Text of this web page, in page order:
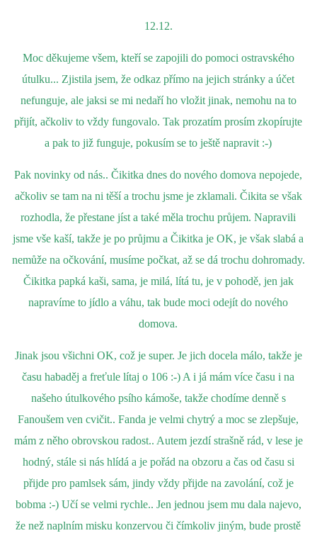
12.12.
Moc děkujeme všem, kteří se zapojili do pomoci ostravského
útulku... Zjistila jsem, že odkaz přímo na jejich stránky a účet
nefunguje, ale jaksi se mi nedaří ho vložit jinak, nemohu na to
přijít, ačkoliv to vždy fungovalo. Tak prozatím prosím zkopírujte
a pak to již funguje, pokusím se to ještě napravit :-)
Pak novinky od nás.. Čikitka dnes do nového domova nepojede,
ačkoliv se tam na ni těší a trochu jsme je zklamali. Čikita se však
rozhodla, že přestane jíst a také měla trochu průjem. Napravili
jsme vše kaší, takže je po průjmu a Čikitka je OK, je však slabá a
nemůže na očkování, musíme počkat, až se dá trochu dohromady.
Čikitka papká kaši, sama, je milá, lítá tu, je v pohodě, jen jak
napravíme to jídlo a váhu, tak bude moci odejít do nového
domova.
Jinak jsou všichni OK, což je super. Je jich docela málo, takže je
času habaděj a freťule lítaj o 106 :-) A i já mám více času i na
našeho útulkového psího kámoše, takže chodíme denně s
Fanoušem ven cvičit.. Fanda je velmi chytrý a moc se zlepšuje,
mám z něho obrovskou radost.. Autem jezdí strašně rád, v lese je
hodný, stále si nás hlídá a je pořád na obzoru a čas od času si
přijde pro pamlsek sám, jindy vždy přijde na zavolání, což je
bobma :-) Učí se velmi rychle.. Jen jednou jsem mu dala najevo,
že než naplním misku konzervou či čímkoliv jiným, bude prostě